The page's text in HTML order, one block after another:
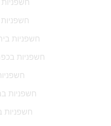
חשפניות
חשפניות
חשפניות
חשפניות
חשפניות